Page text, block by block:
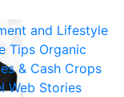
and Lifestyle
Tips Organic
& Cash Crops
Web Stories